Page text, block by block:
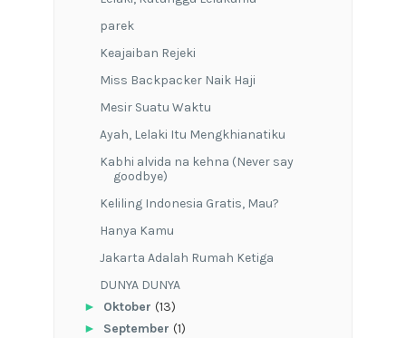
parek
Keajaiban Rejeki
Miss Backpacker Naik Haji
Mesir Suatu Waktu
Ayah, Lelaki Itu Mengkhianatiku
Kabhi alvida na kehna (Never say
goodbye)
Keliling Indonesia Gratis, Mau?
Hanya Kamu
Jakarta Adalah Rumah Ketiga
DUNYA DUNYA
► Oktober (13)
► September (1)